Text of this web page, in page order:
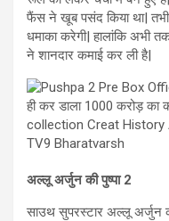
फैंस ने खूब पसंद किया था| तभी
धमाका करेगी| हालांकि अभी
ने शानदार कमाई कर ली है|
अल्लू अर्जुन की पुष्पा 2
साउथ सुपरस्टार अल्लू अर्जुन